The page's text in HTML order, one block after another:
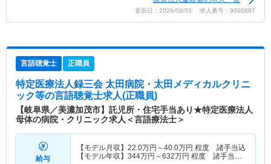
更新日：2026/08/03 求人番号：9000887
言語聴覚士 正職員
特定医療法人録三会 太田病院・太田メディカルクリニ
ック等の言語聴覚士求人(正職員)
【岐阜県／美濃加茂市】託児所・住宅手当あり★特定医療法人
母体の病院・クリニック求人＜言語療法士＞
給与
【モデル月収】 22.0万円～40.0万円 程度 諸手当込
【モデル年収】 344万円～632万円 程度 諸手当・